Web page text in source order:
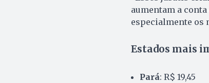
aumentam a
especialmente os
Estados mais
Pará: R$ 19,45